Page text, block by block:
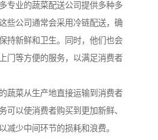
专业的蔬菜配送公司提供多种多
些公司通常会采用冷链配送，确
持新鲜和卫生。同时，他们也会
门等方便的服务，以满足消费者
蔬菜从生产地直接运输到消费者
可以使消费者购买到更加新鲜、
减少中间环节的损耗和浪费。